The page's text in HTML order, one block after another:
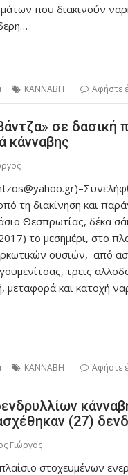
που διακινούν
ΚΑΝΝΑΒΗ Αφήστε
σε δασική
κάνναβης
τη διακίνηση και
Θεσπρωτίας, δέκα
το μεσημέρι, στο
ουσιών, από
τρεις
μεταφορά και κατοχή
ΚΑΝΝΑΒΗ Αφήστε
(27)
Γιώργος
στοχευμένων